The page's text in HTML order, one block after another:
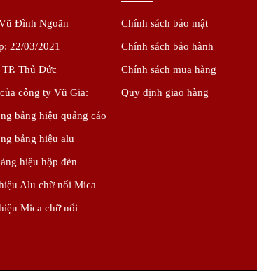
Đình Ngoãn
22/03/2021
Thủ Đức
công ty Vũ Gia:
bảng hiệu quảng cáo
bảng hiệu alu
hiệu hộp đèn
Alu chữ nổi Mica
Mica chữ nổi
Chính sách bảo mật
Chính sách bảo hành
Chính sách mua hàng
Quy định giao hàng